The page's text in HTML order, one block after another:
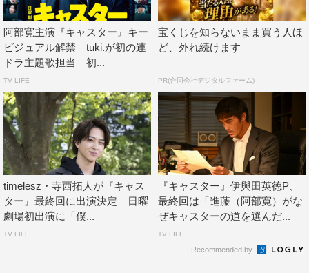
プロデュース：伊與田英徳、関川友理、佐久間晃嗣
演出：加藤亜季子、金井紘
©TBS
2025年春ドラマ キャスター
春ドラマ
阿部寛主演『キャスター』キー
ビジュアル解禁 tuki.が初の連
ドラ主題歌担当 初...
TV LIFE
宝くじを知らないまま買う人ほ
ど、外れ続けます
PR(合同会社デジタルファーム)
timelesz・寺西拓人が『キャス
ター』最終回に出演決定 日曜
劇場初出演に「僕...
TV LIFE
『キャスター』伊與田英徳P、
最終回は「進藤（阿部寛）がな
ぜキャスターの道を選んだ...
TV LIFE
Recommended by